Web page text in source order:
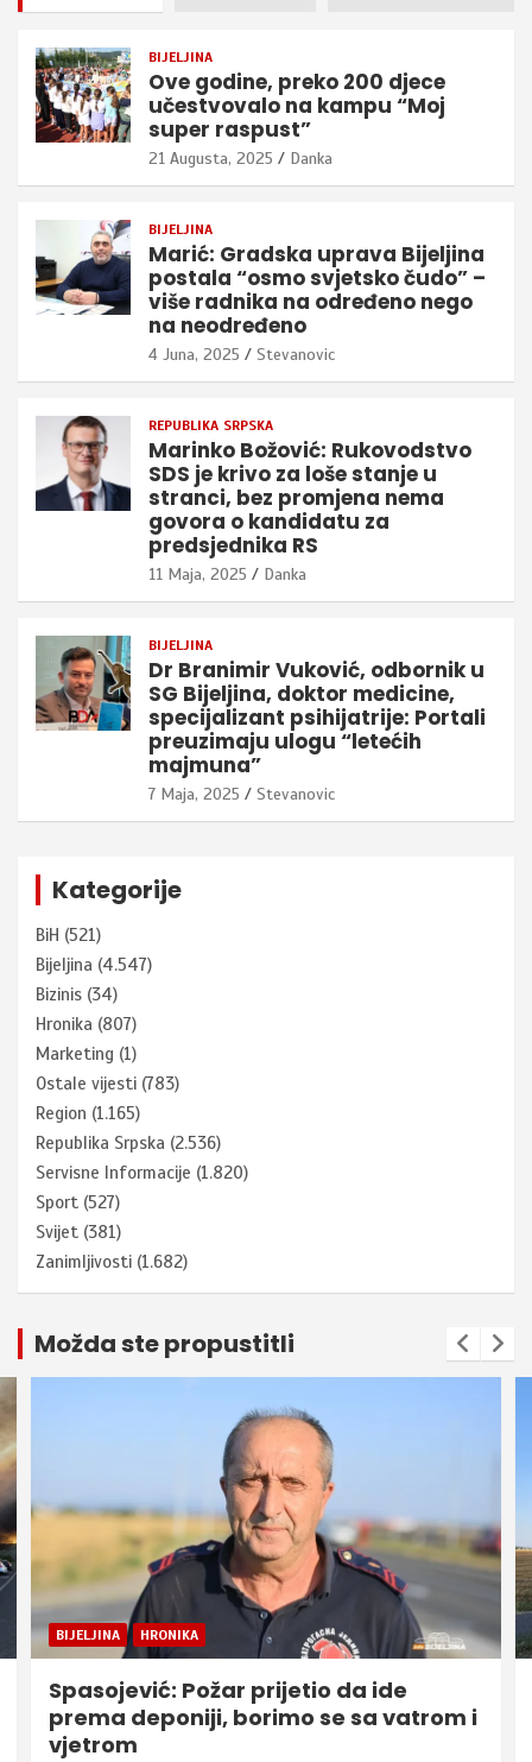
BIJELJINA
Ove godine, preko 200 djece
učestvovalo na kampu “Moj
super raspust”
21 Augusta, 2025 Danka
BIJELJINA
Marić: Gradska uprava Bijeljina
postala “osmo svjetsko čudo” –
više radnika na određeno nego
na neodređeno
4 Juna, 2025 Stevanovic
REPUBLIKA SRPSKA
Marinko Božović: Rukovodstvo
SDS je krivo za loše stanje u
stranci, bez promjena nema
govora o kandidatu za
predsjednika RS
11 Maja, 2025 Danka
BIJELJINA
Dr Branimir Vuković, odbornik u
SG Bijeljina, doktor medicine,
specijalizant psihijatrije: Portali
preuzimaju ulogu “letećih
majmuna”
7 Maja, 2025 Stevanovic
Kategorije
BiH (521)
Bijeljina (4.547)
Bizinis (34)
Hronika (807)
Marketing (1)
Ostale vijesti (783)
Region (1.165)
Republika Srpska (2.536)
Servisne Informacije (1.820)
Sport (527)
Svijet (381)
Zanimljivosti (1.682)
Možda ste propustitli
BIJELJINA HRONIKA
Spasojević: Požar prijetio da ide
prema deponiji, borimo se sa vatrom i
vjetrom